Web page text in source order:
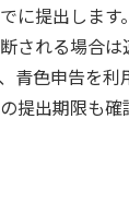
に提出します
される場合
青色申告を
提出期限も